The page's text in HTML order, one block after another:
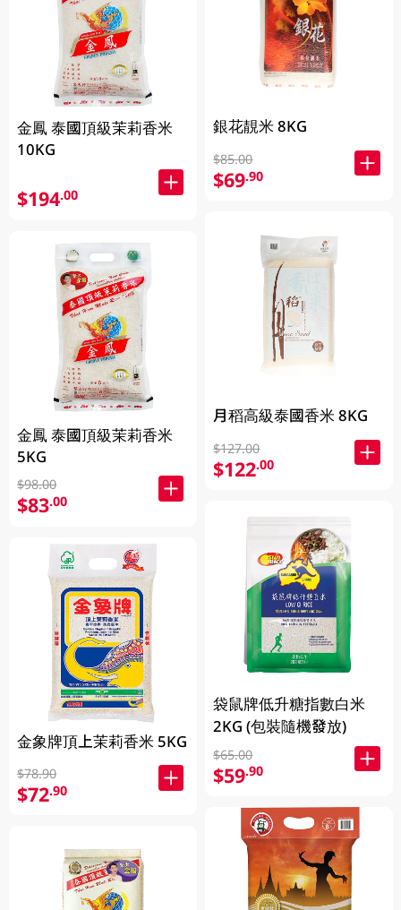
金鳳 泰國頂級茉莉香米
10KG
$194.00
金鳳 泰國頂級茉莉香米
5KG
$98.00
$83.00
金象牌頂上茉莉香米 5KG
$78.90
$72.90
銀花靚米 8KG
$85.00
$69.90
月稻高級泰國香米 8KG
$127.00
$122.00
袋鼠牌低升糖指數白米
2KG (包裝隨機發放)
$65.00
$59.90